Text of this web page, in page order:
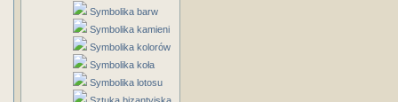
Symbolika barw
Symbolika kamieni
Symbolika kolorów
Symbolika koła
Symbolika lotosu